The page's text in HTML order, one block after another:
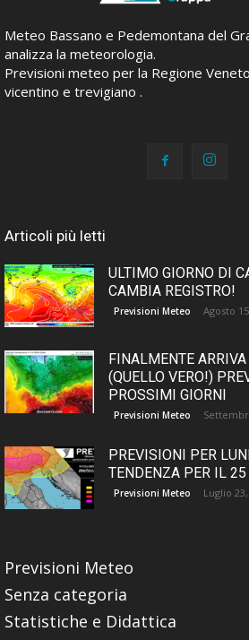
Meteo Bassano e Pedemontana del
analizza la meteorologia.
Previsioni meteo per la Regione
vicentino e trevigiano .
Articoli più letti
ULTIMO GIORNO DI
CAMBIA REGISTRO!
Previsioni Meteo Agosto
FINALMENTE
(QUELLO VERO!)
PROSSIMI GIORNI
Previsioni Meteo
PREVISIONI PER
TENDENZA PER IL 25
Previsioni Meteo Luglio
Previsioni Meteo
Senza categoria
Statistiche e Didattica